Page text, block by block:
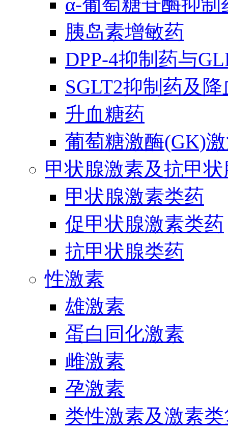
胰岛素增敏药
DPP-4抑制药与
SGLT2抑制药及
升血糖药
葡萄糖激酶(GK)
甲状腺激素及抗甲
甲状腺激素类药
促甲状腺激素类药
抗甲状腺类药
性激素
雄激素
蛋白同化激素
雌激素
孕激素
类性激素及激素